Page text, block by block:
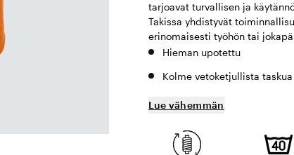
tarjoavat turvallisen ja
Takissa yhdistyvät
erinomaisesti työhön tai
Hieman upotettu
Kolme vetoketjullista taskua
Lue vähemmän